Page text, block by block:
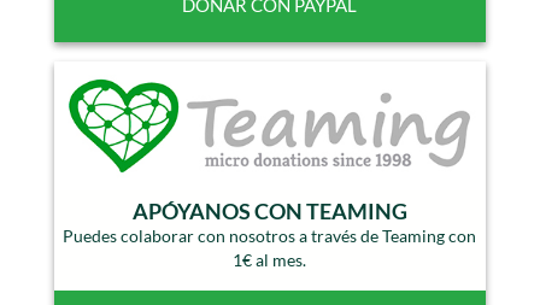
APÓYANOS CON TEAMING
Puedes colaborar con nosotros a través de Teaming con
1€ al mes.